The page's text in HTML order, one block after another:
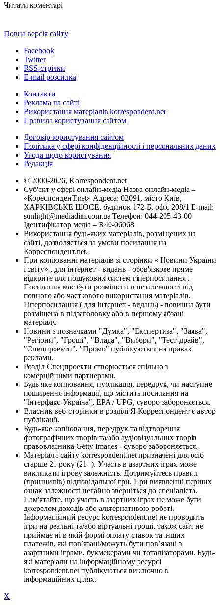
Читати коментарі
Повна версія сайту
Facebook
Twitter
RSS-стрічки
E-mail розсилка
Контакти
Реклама на сайті
Використання матеріалів korrespondent.net
Правила користування сайтом
Договір користування сайтом
Політика у сфері конфіденційності і персональних даних
Угода щодо користування
Редакція
© 2000-2026, Korrespondent.net
Суб'єкт у сфері онлайн-медіа Назва онлайн-медіа –
«КореспонденТ.net» Адреса: 02091, місто Київ,
ХАРКІВСЬКЕ ШОСЕ, будинок 172-Б, офіс 208/1 E-mail:
sunlight@mediadim.com.ua Телефон: 044-205-43-00
Ідентифікатор медіа – R40-06068
Використання будь-яких матеріалів, розміщених на
сайті, дозволяється за умови посилання на
Корреспондент.net.
При копіюванні матеріалів зі сторінки « Новини України
і світу» , для інтернет - видань - обов'язкове пряме
відкрите для пошукових систем гіперпосилання .
Посилання має бути розміщена в незалежності від
повного або часткового використання матеріалів.
Гіперпосилання ( для інтернет - видань) - повинна бути
розміщена в підзаголовку або в першому абзаці
матеріалу.
Новини з позначками "Думка", "Експертиза", "Заява",
"Регіони", "Гроші", "Влада", "Вибори", "Тест-драйв",
"Спецпроекти", "Промо" публікуються на правах
реклами.
Розділ Спецпроекти створюється спільно з
комерційними партнерами.
Будь яке копіювання, публікація, передрук, чи наступне
поширення інформації, що містить посилання на
"Інтерфакс-Україна", EPA / UPG, суворо забороняється.
Власник веб-сторінки в розділі Я-Корреспондент є автор
публікації.
Будь-яке копіювання, передрук та відтворення
фотографічних творів та/або аудіовізуальних творів
правовласника Getty Images - суворо забороняється.
Матеріали сайту korrespondent.net призначені для осіб
старше 21 року (21+). Участь в азартних іграх може
викликати ігрову залежність. Дотримуйтесь правил
(принципів) відповідальної гри. При виявленні перших
ознак залежності негайно зверніться до спеціаліста.
Пам'ятайте, що участь в азартних іграх не може бути
джерелом доходів або альтернативою роботі.
Інформаційний ресурс korrespondent.net не проводить
ігри на реальні та/або віртуальні гроші, також сайт не
приймає ні в якій формі оплату ставок та інших
платежів, які пов’язані/можуть бути пов’язані з
азартними іграми, букмекерами чи тоталізаторами. Будь-
які матеріали на інформаційному ресурсі
korrespondent.net публікуються виключно в
інформаційних цілях.
X